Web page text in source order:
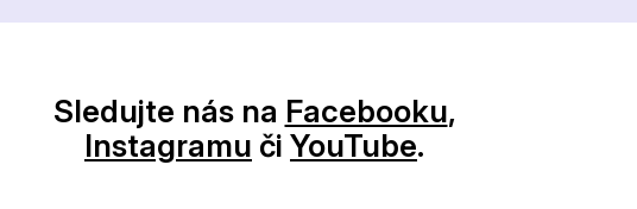
Sledujte nás na Facebooku,
Instagramu či YouTube.